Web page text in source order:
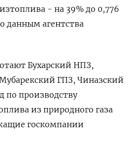
- на 39% до 0,776
данным агентства
Бухарский НПЗ,
ГПЗ, Чиназский
по производству
из природного газа
госкомпании